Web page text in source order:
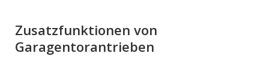
Zusatzfunktionen von
Garagentorantrieben